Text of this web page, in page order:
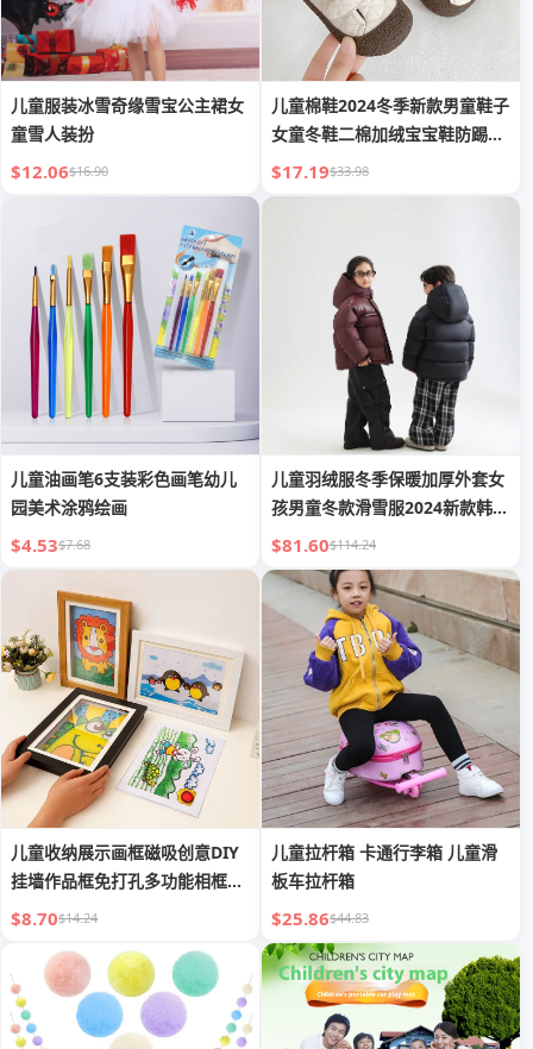
儿童服装冰雪奇缘雪宝公主裙女
童雪人装扮
$12.06$16.90
儿童棉鞋2024冬季新款男童鞋子
女童冬鞋二棉加绒宝宝鞋防踢休
闲鞋
$17.19$33.98
儿童油画笔6支装彩色画笔幼儿
园美术涂鸦绘画
$4.53$7.68
儿童羽绒服冬季保暖加厚外套女
孩男童冬款滑雪服2024新款韩版
洋气
$81.60$114.24
儿童收纳展示画框磁吸创意DIY
挂墙作品框免打孔多功能相框可
印字
$8.70$14.24
儿童拉杆箱 卡通行李箱 儿童滑
板车拉杆箱
$25.86$44.83